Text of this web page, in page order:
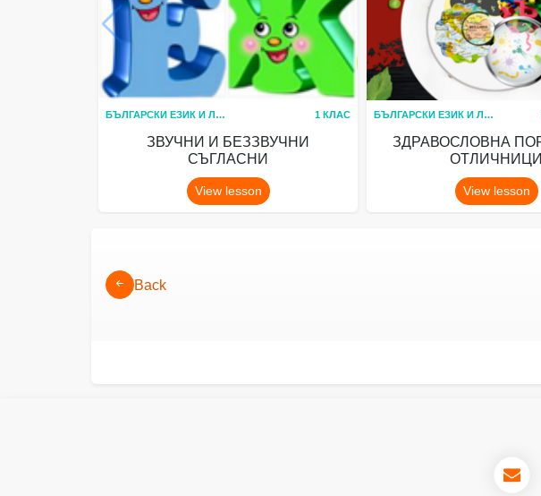
БЪЛГАРСКИ ЕЗИК И ЛИТЕРАТУРА 1 КЛАС
ЗВУЧНИ И БЕЗЗВУЧНИ
СЪГЛАСНИ
View lesson
БЪЛГАРСКИ ЕЗИК И ЛИТЕРАТУРА
ЗДРАВОСЛОВНА
ОТЛИЧНИЦИ
View lesson
Back